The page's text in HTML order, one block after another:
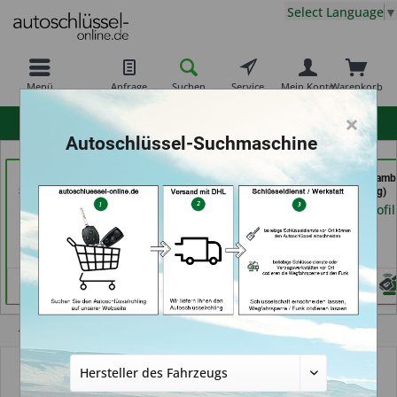
Menü Anfrage Suchen Service Warenkorb
Mein Konto
Select Language ▼
Schlüsseldienst GmbH
(in Freiburg)
Händlerprofil
Jacks
Sicherheitstechnik &
Schlüsseldienst (in
Händlerprofil
Autoschlüssel
(in Hamburg)
Händlerprofil
×
Autoschlüssel-Suchmaschine